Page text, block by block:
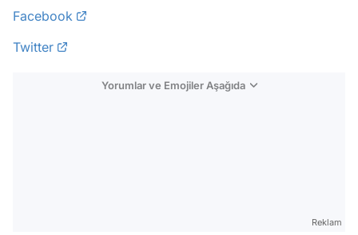
Facebook
Twitter
Yorumlar ve Emojiler Aşağıda
Reklam